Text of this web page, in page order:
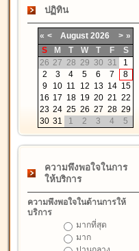
ปฏิทิน
« < August 2026 > »
S
M T W T F
S
26 27 28 29 30 31
1
2
3 4 5 6 7
8
9
10 11 12 13 14 15
16 17 18 19 20 21 22
23 24 25 26 27 28 29
30 31 1 2 3 4 5
ความพึงพอใจในการ
ให้บริการ
ความพึงพอใจในด้านการให้
บริการ
มากที่สุด
มาก